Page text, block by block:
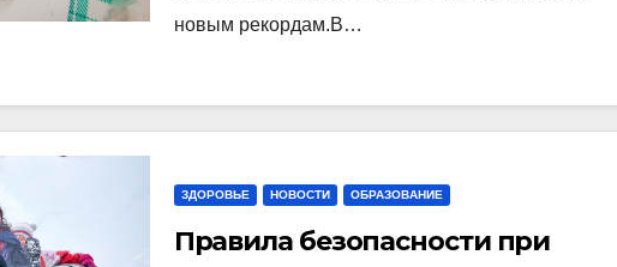
новым рекордам.В…
ЗДОРОВЬЕ НОВОСТИ ОБРАЗОВАНИЕ
Правила безопасности при